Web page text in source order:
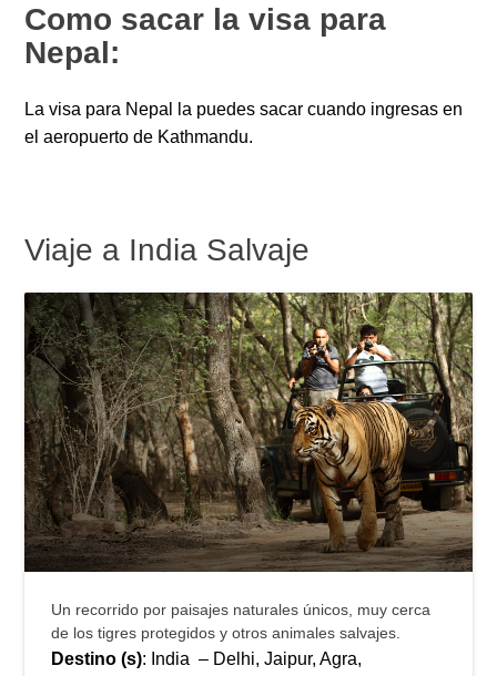
Como sacar la visa para
Nepal:
La visa para Nepal la puedes sacar cuando ingresas en
el aeropuerto de Kathmandu.
Viaje a India Salvaje
Un recorrido por paisajes naturales únicos, muy cerca
de los tigres protegidos y otros animales salvajes.
Destino (s): India – Delhi, Jaipur, Agra,